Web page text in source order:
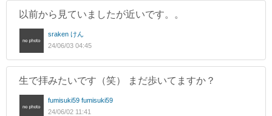
以前から見ていましたが近いです。。
sraken けん
24/06/03 04:45
生で拝みたいです（笑） まだ歩いてますか？
fumisuki59 fumisuki59
24/06/02 11:41